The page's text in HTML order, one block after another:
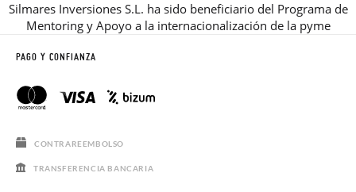
Silmares Inversiones S.L. ha sido beneficiario del Programa de
Mentoring y Apoyo a la internacionalización de la pyme
PAGO Y CONFIANZA
CONTRAREEMBOLSO
TRANSFERENCIA BANCARIA